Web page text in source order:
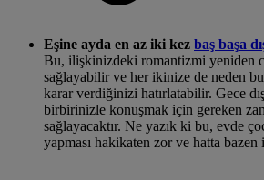
Eşine ayda en az iki kez baş başa
Bu, ilişkinizdeki romantizmi yeniden
sağlayabilir ve her ikinize de neden
karar verdiğinizi hatırlatabilir. Gece
birbirinizle konuşmak için gereken
sağlayacaktır. Ne yazık ki bu, evde
yapması hakikaten zor ve hatta